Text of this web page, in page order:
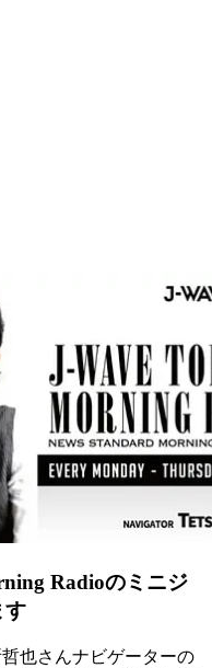
Radioのミニジ
す
也さんナビゲーターの